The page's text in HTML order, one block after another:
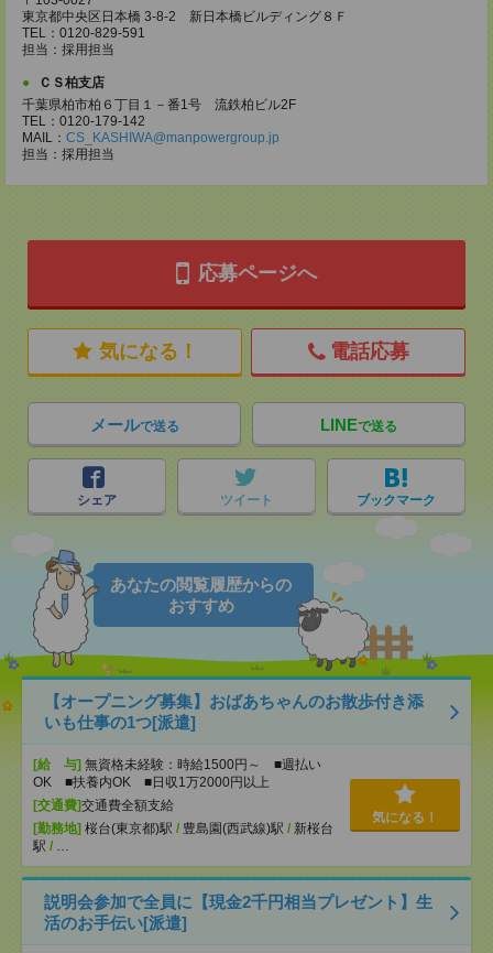
東京都中央区日本橋 3-8-2 新日本橋ビルディング８Ｆ
TEL：0120-829-591
担当：採用担当
ＣＳ柏支店
千葉県柏市柏６丁目１－番1号 流鉄柏ビル2F
TEL：0120-179-142
MAIL： CS_KASHIWA@manpowergroup.jp
担当：採用担当
応募ページへ
気になる！ 電話応募
メールで送る LINEで送る
シェア ツイート ブックマーク
あなたの閲覧履歴からの
おすすめ
【オープニング募集】おばあちゃんのお散歩付き添
いも仕事の1つ[派遣]
[給 与] 無資格未経験：時給1500円～ ■週払い
OK ■扶養内OK ■日収1万2000円以上
[交通費]交通費全額支給
[勤務地] 桜台(東京都)駅 / 豊島園(西武線)駅 / 新桜台
駅 / …
気になる！
説明会参加で全員に【現金2千円相当プレゼント】生
活のお手伝い[派遣]